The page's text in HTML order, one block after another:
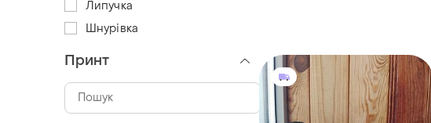
Липучка
Шнурівка
Принт